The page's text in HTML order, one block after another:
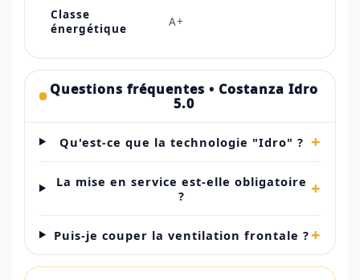
Classe
énergétique
A+
Questions fréquentes • Costanza Idro
5.0
Qu'est-ce que la technologie "Idro" ? +
La mise en service est-elle obligatoire
?
+
Puis-je couper la ventilation frontale ?+